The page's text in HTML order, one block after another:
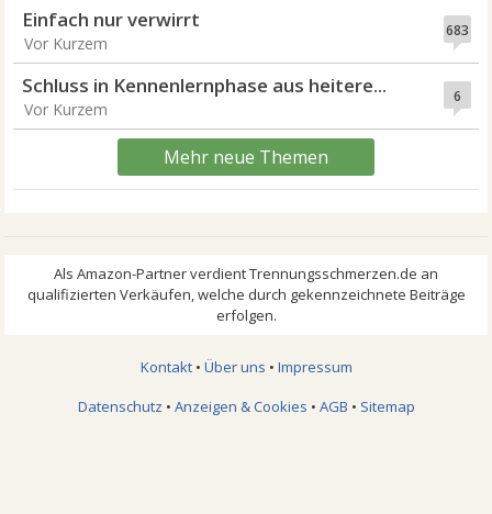
683
Einfach nur verwirrt
Vor Kurzem
6
Schluss in Kennenlernphase aus heitere...
Vor Kurzem
Mehr neue Themen
Kontakt• Über uns • Impressum
Datenschutz • Anzeigen & Cookies • AGB • Sitemap